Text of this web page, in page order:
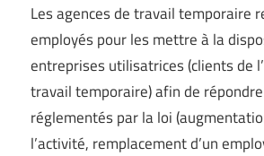
Les agences de travail temporaire
employés pour les mettre à la
entreprises utilisatrices (clients de
travail temporaire) afin de
réglementés par la loi
l’activité, remplacement d’un